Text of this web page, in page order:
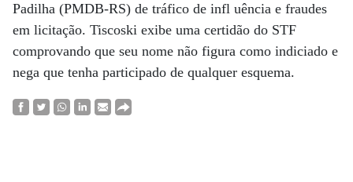
Padilha (PMDB-RS) de tráfico de infl uência e fraudes
em licitação. Tiscoski exibe uma certidão do STF
comprovando que seu nome não figura como indiciado e
nega que tenha participado de qualquer esquema.